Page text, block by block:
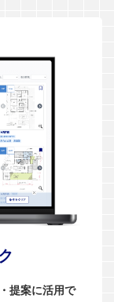
提案に活用で